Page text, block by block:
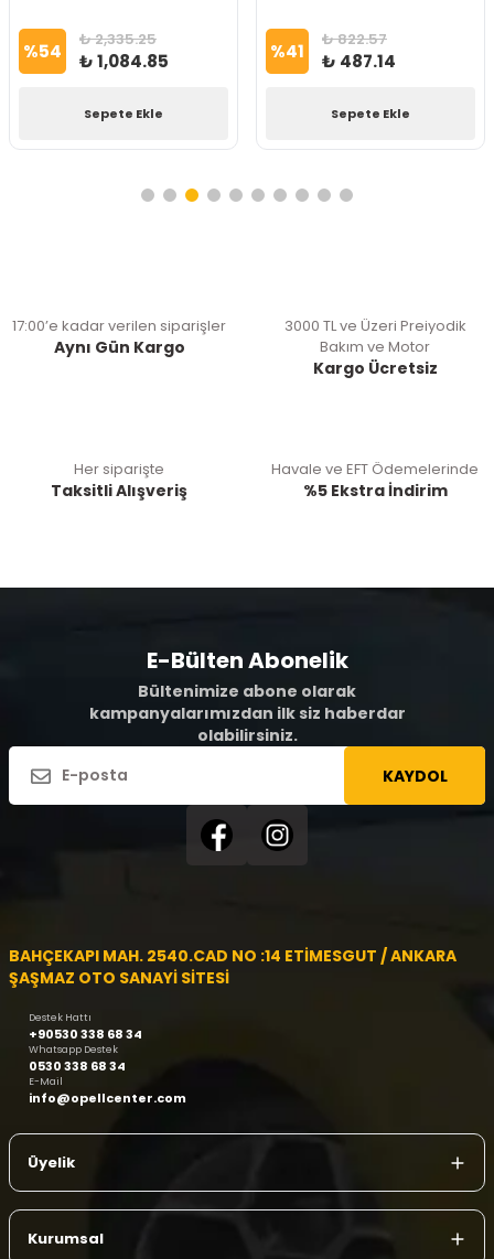
%54 ₺ 2,335.25
₺ 1,084.85
Sepete Ekle
%41 ₺ 822.57
₺ 487.14
Sepete Ekle
17:00’e kadar verilen siparişler
Aynı Gün Kargo
3000 TL ve Üzeri Preiyodik
Bakım ve Motor
Kargo Ücretsiz
Her siparişte
Taksitli Alışveriş
Havale ve EFT Ödemelerinde
%5 Ekstra İndirim
E-Bülten Abonelik
Bültenimize abone olarak
kampanyalarımızdan ilk siz haberdar
olabilirsiniz.
KAYDOL
BAHÇEKAPI MAH. 2540.CAD NO :14 ETİMESGUT / ANKARA
ŞAŞMAZ OTO SANAYİ SİTESİ
Destek Hattı
+90530 338 68 34
Whatsapp Destek
0530 338 68 34
E-Mail
info@opellcenter.com
Üyelik
Kurumsal